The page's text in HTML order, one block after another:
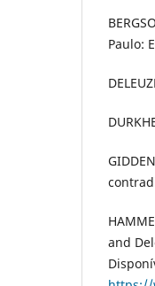
Paulo:
and